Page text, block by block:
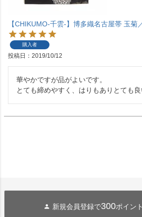
【CHIKUMO-千雲-】博多織名古屋帯 玉
購入者
投稿日 2019/10/12
華やかですが品がよいです。
新規会員登録で300ポイン